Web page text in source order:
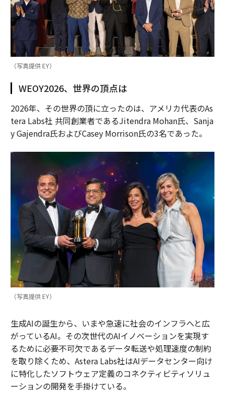
（写真提供 EY）
WEOY2026、世界の頂点は
2026年、その世界の頂に立ったのは、アメリカ代表のAs
tera Labs社 共同創業者であるJitendra Mohan氏、Sanja
y Gajendra氏およびCasey Morrison氏の3名であった。
（写真提供 EY）
生成AIの誕生から、いまや急速に社会のインフラへと広
がっているAI。その次世代のAIイノベーションを実現す
るために必要不可欠であるデータ転送や処理速度の制約
を取り除くため、Astera Labs社はAIデータセンター向け
に特化したソフトウェア定義のコネクティビティソリュ
ーションの開発を手掛けている。